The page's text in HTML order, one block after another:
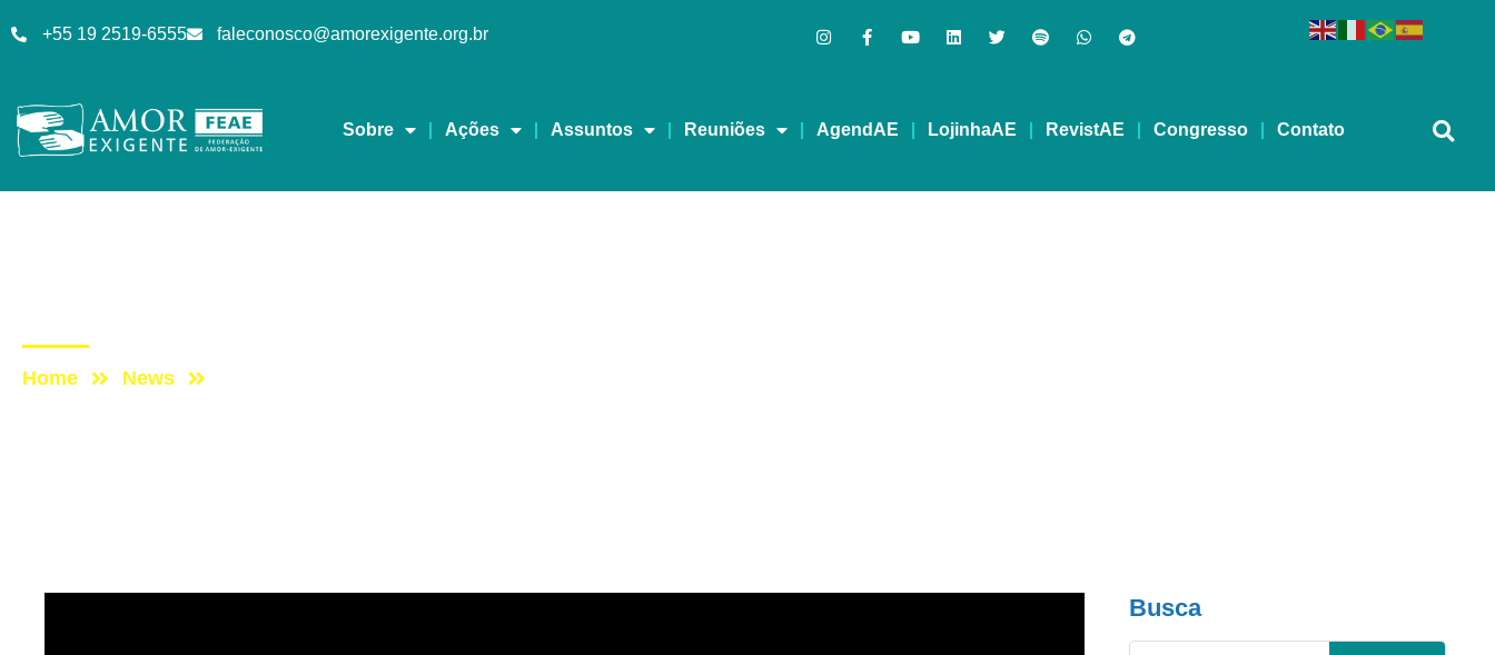
+55 19 2519-6555 faleconosco@amorexigente.org.br
Sobre Ações Assuntos Reuniões AgendAE LojinhaAE RevistAE Congresso Contato
Home News
Busca